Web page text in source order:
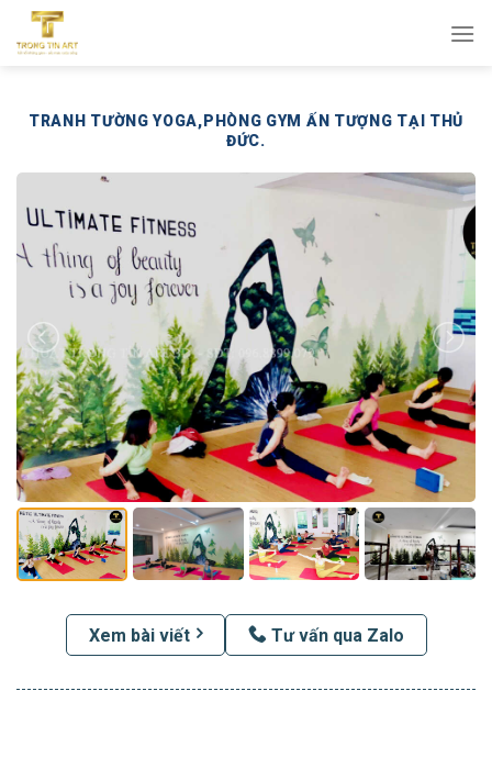
qua
TRANH TƯỜNG YOGA,PHÒNG GYM ẤN TƯỢNG TẠI THỦ
ĐỨC.
Xem bài viết Tư vấn qua Zalo